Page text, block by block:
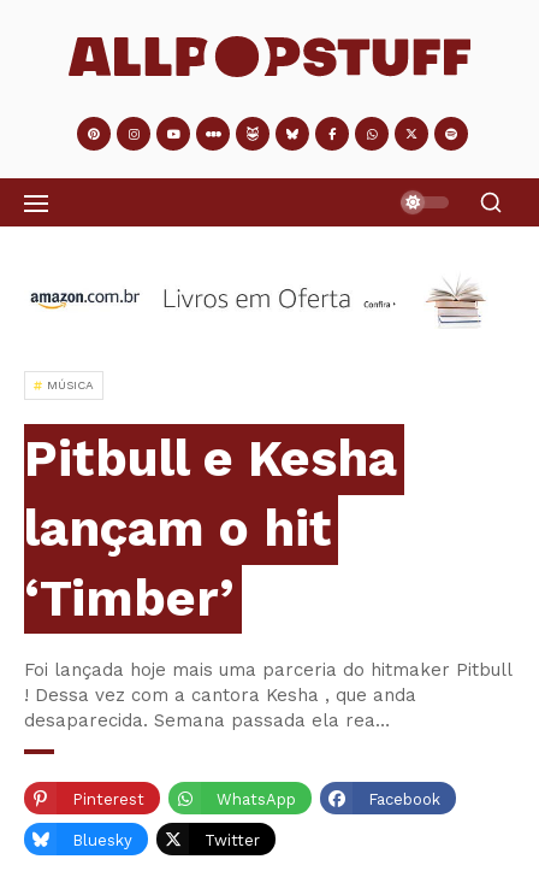
MÚSICA
Pitbull e Kesha
lançam o hit
‘Timber’
Foi lançada hoje mais uma parceria do hitmaker Pitbull
! Dessa vez com a cantora Kesha , que anda
desaparecida. Semana passada ela rea…
Pinterest WhatsApp Facebook
Bluesky Twitter